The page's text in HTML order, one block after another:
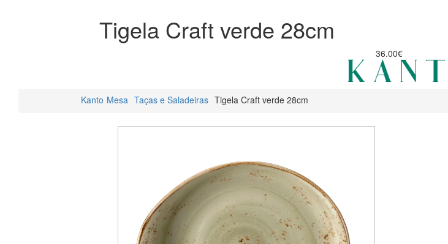
Tigela Craft verde 28cm
36.00€
Kanto Mesa Taças e Saladeiras Tigela Craft verde 28cm